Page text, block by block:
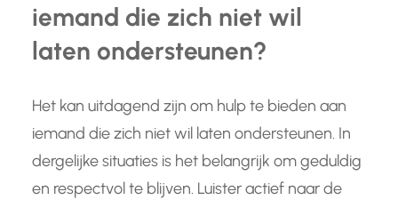
iemand die zich niet wil
laten ondersteunen?
Het kan uitdagend zijn om hulp te bieden aan
iemand die zich niet wil laten ondersteunen. In
dergelijke situaties is het belangrijk om geduldig
en respectvol te blijven. Luister actief naar de